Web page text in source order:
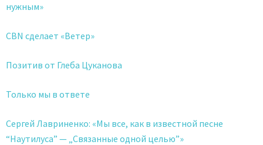
нужным»
CBN сделает «Ветер»
Позитив от Глеба Цуканова
Только мы в ответе
Сергей Лавриненко: «Мы все, как в известной песне
“Наутилуса” — „Связанные одной целью”»